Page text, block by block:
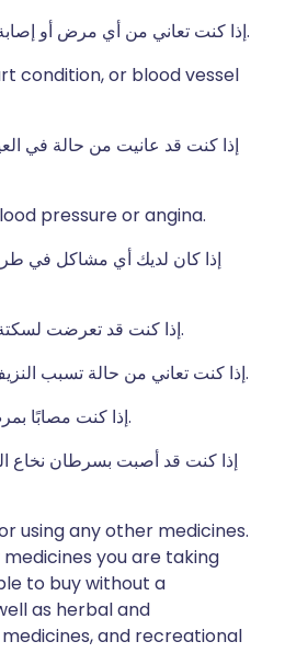
إذا كنت تعاني من أي مرض أو إصابة أو تشوه في قضيبك.
condition, or blood vessel
إذا كنت قد عانيت من حالة في
pressure or angina.
إذا كان لديك أي مشاكل في
إذا كنت قد تعرضت لسكتة دماغية أو نوبة قلبية.
إذا كنت تعاني من حالة تسبب النزيف، مثل قرحة المعدة.
إذا كنت مصابًا بمرض فقر الدم المنجلي.
إذا كنت قد أصبت بسرطان نخاع
using any other medicines.
medicines you are taking
to buy without a
as herbal and
and recreational